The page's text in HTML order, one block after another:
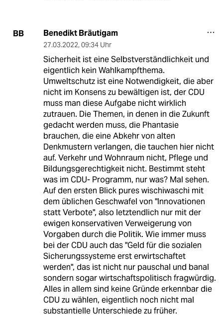
BB Benedikt Bräutigam
27.03.2022, 09:34 Uhr
Sicherheit ist eine Selbstverständlichkeit und
eigentlich kein Wahlkampfthema.
Umweltschutz ist eine Notwendigkeit, die aber
nicht im Konsens zu bewältigen ist, der CDU
muss man diese Aufgabe nicht wirklich
zutrauen. Die Themen, in denen in die Zukunft
gedacht werden muss, die Phantasie
brauchen, die eine Abkehr von alten
Denkmustern verlangen, die tauchen hier nicht
auf. Verkehr und Wohnraum nicht, Pflege und
Bildungsgerechtigkeit nicht. Bestimmt steht
was im CDU- Programm, nur was? Mal sehen.
Auf den ersten Blick pures wischiwaschi mit
dem üblichen Geschwafel von "Innovationen
statt Verbote", also letztendlich nur mit der
ewigen konservativen Verweigerung von
Vorgaben durch die Politik. Wie immer muss
bei der CDU auch das "Geld für die sozialen
Sicherungssysteme erst erwirtschaftet
werden", das ist nicht nur pauschal und banal
sondern sogar wirtschaftspolitisch fragwürdig.
Alles in allem sind keine Gründe erkennbar die
CDU zu wählen, eigentlich noch nicht mal
substantielle Unterschiede zu früher.